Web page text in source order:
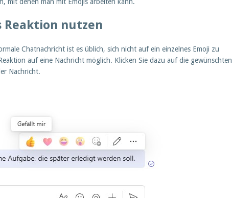
Reaktion nutzen
Chatnachricht ist es üblich, sich nicht auf ein einzelnes Emoji zu
auf eine Nachricht möglich. Klicken Sie dazu auf die gewünschten
Nachricht.